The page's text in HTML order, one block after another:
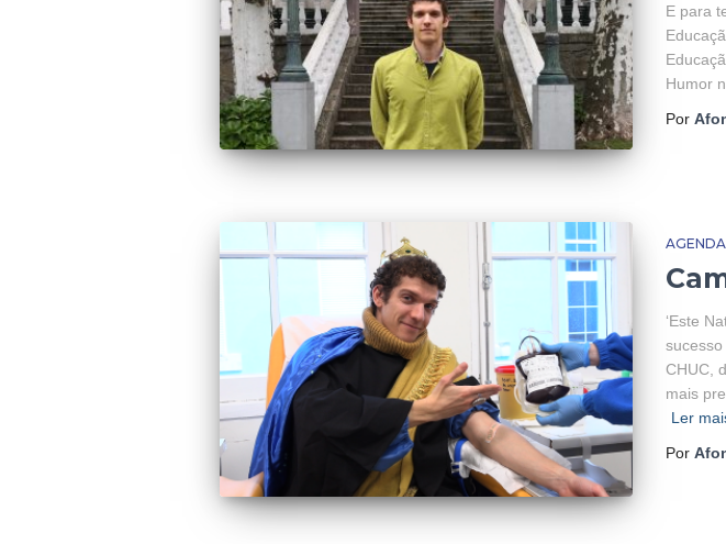
E para
Humor
Por
AGENDA
‘Este
sucesso
CHUC,
mais
Ler
Por